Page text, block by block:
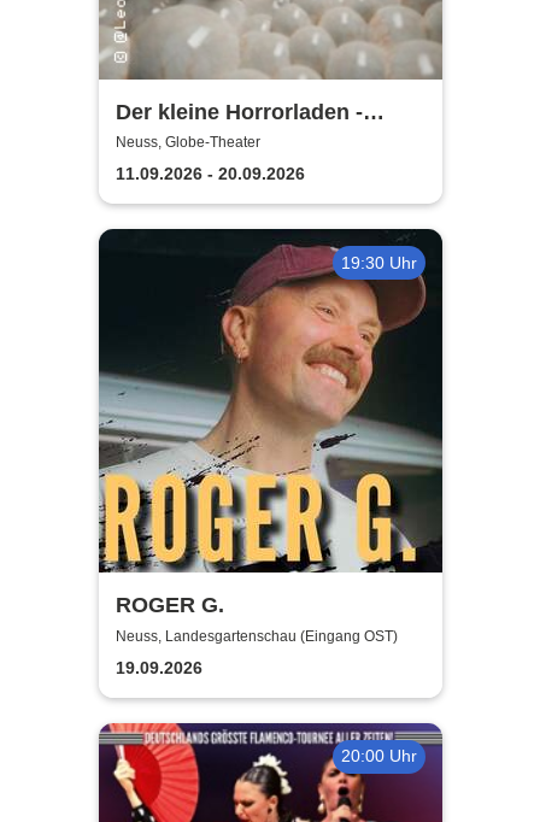
Der kleine Horrorladen -
Kulturforum Alte Post und
Musikschule Neuss
Neuss, Globe-Theater
11.09.2026 - 20.09.2026
19:30 Uhr
ROGER G.
Neuss, Landesgartenschau (Eingang OST)
19.09.2026
20:00 Uhr